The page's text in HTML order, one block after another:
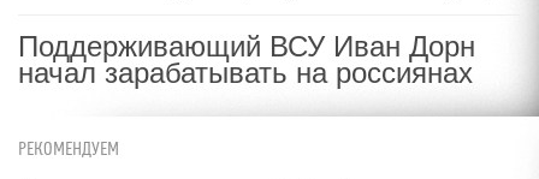
Поддерживающий ВСУ Иван Дорн
начал зарабатывать на россиянах
РЕКОМЕНДУЕМ